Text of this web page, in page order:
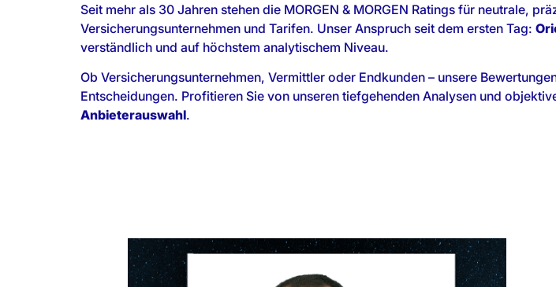
Seit mehr als 30 Jahren stehen die MORGEN & MORGEN Ratings für neutrale,
Versicherungsunternehmen und Tarifen. Unser Anspruch seit dem ersten Tag:
verständlich und auf höchstem analytischem Niveau.
Ob Versicherungsunternehmen, Vermittler oder Endkunden – unsere
Entscheidungen. Profitieren Sie von unseren tiefgehenden Analysen und
Anbieterauswahl.